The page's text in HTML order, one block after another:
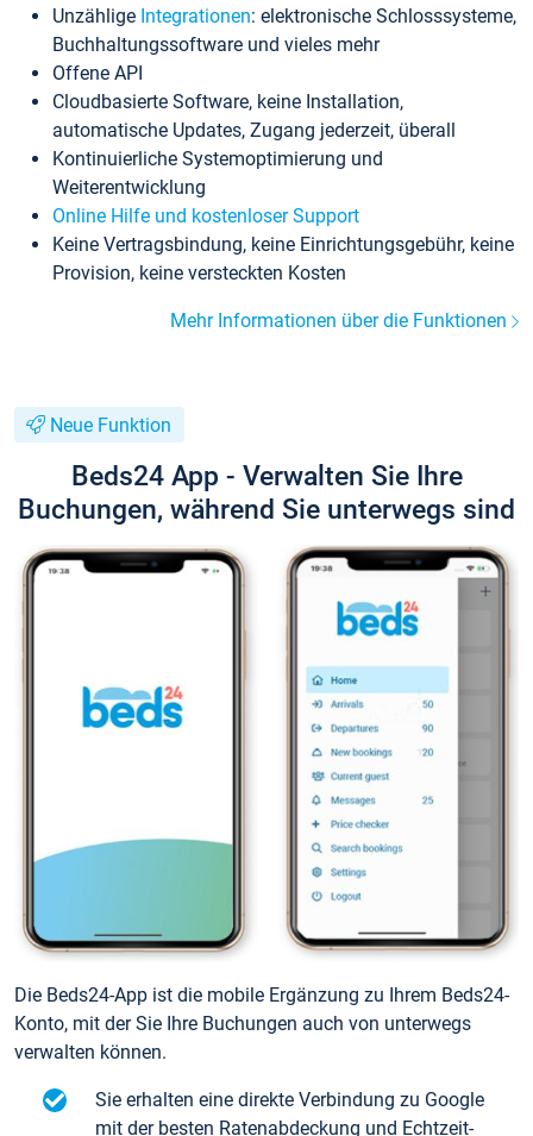
Unzählige Integrationen: elektronische Schlosssysteme,
Buchhaltungssoftware und vieles mehr
Offene API
Cloudbasierte Software, keine Installation,
automatische Updates, Zugang jederzeit, überall
Kontinuierliche Systemoptimierung und
Weiterentwicklung
Online Hilfe und kostenloser Support
Keine Vertragsbindung, keine Einrichtungsgebühr, keine
Provision, keine versteckten Kosten
Mehr Informationen über die Funktionen
Neue Funktion
Beds24 App - Verwalten Sie Ihre
Buchungen, während Sie unterwegs sind
Die Beds24-App ist die mobile Ergänzung zu Ihrem Beds24-
Konto, mit der Sie Ihre Buchungen auch von unterwegs
verwalten können.
Sie erhalten eine direkte Verbindung zu Google
mit der besten Ratenabdeckung und Echtzeit-